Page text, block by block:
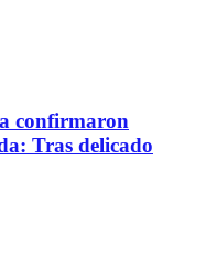
confirmaron
Tras delicado